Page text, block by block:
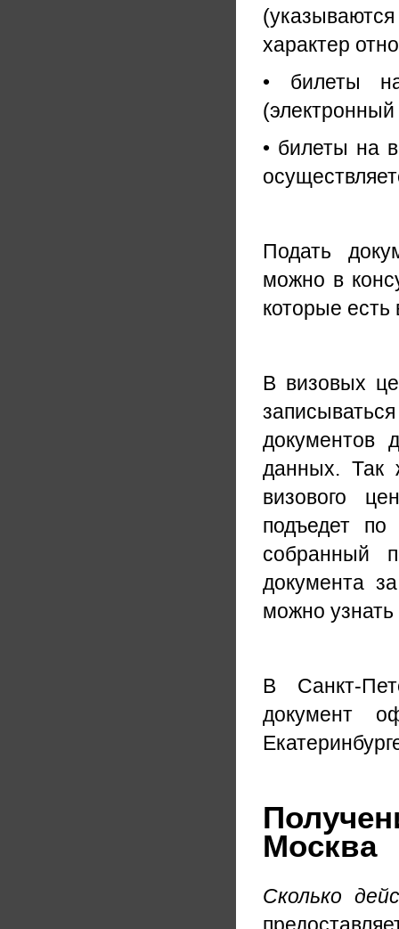
характер
• билеты
• билеты на
Подать
можно в
которые есть
В визовых
документов
данных. Так
визового
подъедет по
собранный
документа
можно
В Санкт-
документ
Москва
Сколько